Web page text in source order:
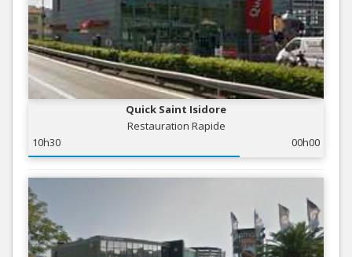
Quick Saint Isidore
Restauration Rapide
10h30
00h00